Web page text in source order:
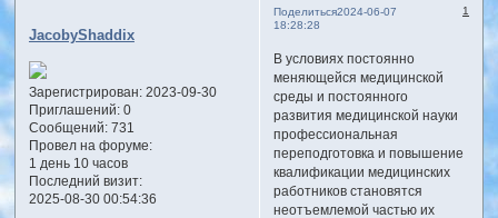
Поделиться 1
2024-06-07
18:28:28
JacobyShaddix
Зарегистрирован: 2023-09-30
Приглашений:0
Сообщений:731
Провел на форуме:
1 день 10 часов
Последний визит:
2025-08-30 00:54:36
В условиях постоянно
меняющейся медицинской
среды и постоянного
развития медицинской науки
профессиональная
переподготовка и повышение
квалификации медицинских
работников становятся
неотъемлемой частью их